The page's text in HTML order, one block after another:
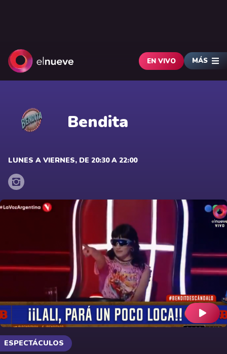
EN VIVO MÁS
Bendita
LUNES A VIERNES, DE 20:30 A 22:00
ESPECTÁCULOS